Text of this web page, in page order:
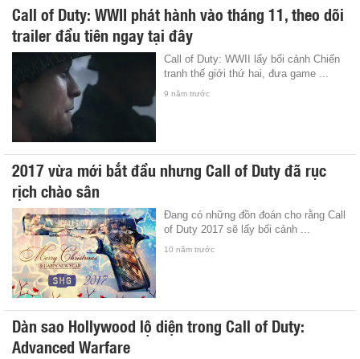
Call of Duty: WWII phát hành vào tháng 11, theo dõi
trailer đầu tiên ngay tại đây
Call of Duty: WWII lấy bối cảnh Chiến
tranh thế giới thứ hai, đưa game ...
9 năm trước
2017 vừa mới bắt đầu nhưng Call of Duty đã rục
rịch chào sân
Đang có những đồn đoán cho rằng Call
of Duty 2017 sẽ lấy bối cảnh ...
10 năm trước
Dàn sao Hollywood lộ diện trong Call of Duty:
Advanced Warfare